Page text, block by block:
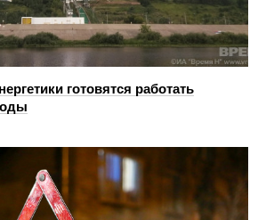
готовятся работать